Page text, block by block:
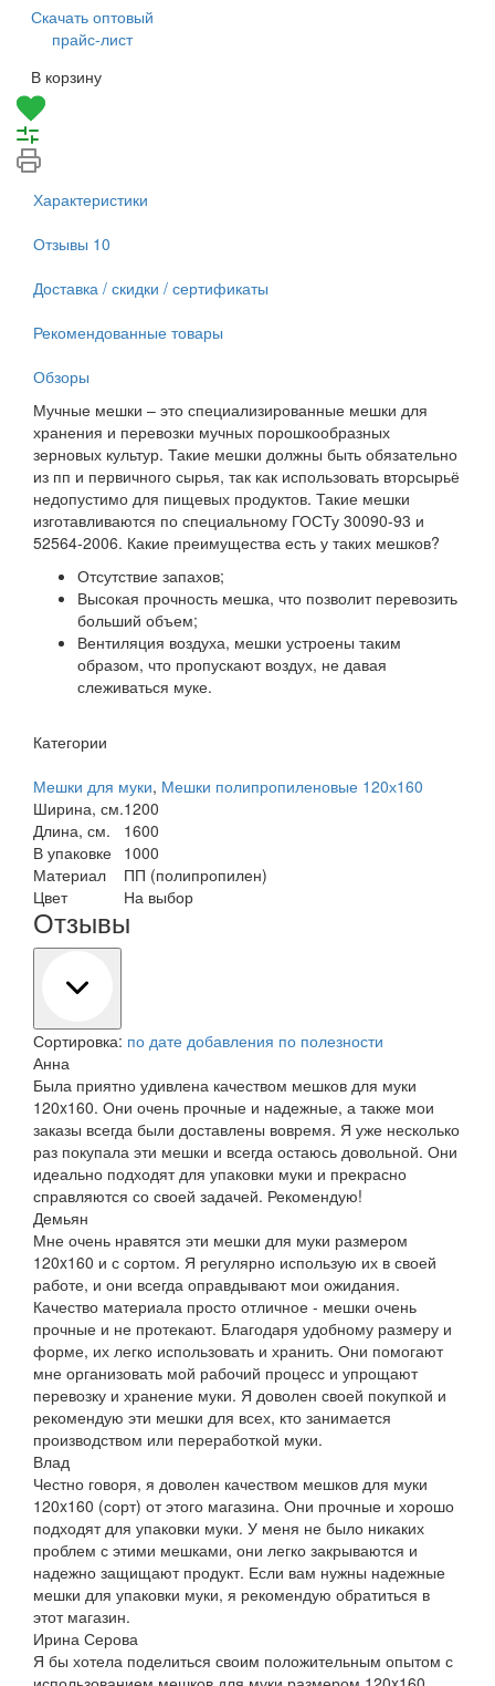
Скачать оптовый
прайс-лист
В корзину
Характеристики
Отзывы 10
Доставка / скидки / сертификаты
Рекомендованные товары
Обзоры
Мучные мешки – это специализированные мешки для
хранения и перевозки мучных порошкообразных
зерновых культур. Такие мешки должны быть обязательно
из пп и первичного сырья, так как использовать вторсырьё
недопустимо для пищевых продуктов. Такие мешки
изготавливаются по специальному ГОСТу 30090-93 и
52564-2006. Какие преимущества есть у таких мешков?
Отсутствие запахов;
Высокая прочность мешка, что позволит перевозить
больший объем;
Вентиляция воздуха, мешки устроены таким
образом, что пропускают воздух, не давая
слеживаться муке.
Категории
Мешки для муки, Мешки полипропиленовые 120х160
Ширина, см.1200
Длина, см.
1600
В упаковке 1000
Материал
ПП (полипропилен)
Цвет
На выбор
Отзывы
Сортировка: по дате добавления по полезности
Анна
Была приятно удивлена качеством мешков для муки
120x160. Они очень прочные и надежные, а также мои
заказы всегда были доставлены вовремя. Я уже несколько
раз покупала эти мешки и всегда остаюсь довольной. Они
идеально подходят для упаковки муки и прекрасно
справляются со своей задачей. Рекомендую!
Демьян
Мне очень нравятся эти мешки для муки размером
120x160 и с сортом. Я регулярно использую их в своей
работе, и они всегда оправдывают мои ожидания.
Качество материала просто отличное - мешки очень
прочные и не протекают. Благодаря удобному размеру и
форме, их легко использовать и хранить. Они помогают
мне организовать мой рабочий процесс и упрощают
перевозку и хранение муки. Я доволен своей покупкой и
рекомендую эти мешки для всех, кто занимается
производством или переработкой муки.
Влад
Честно говоря, я доволен качеством мешков для муки
120x160 (сорт) от этого магазина. Они прочные и хорошо
подходят для упаковки муки. У меня не было никаких
проблем с этими мешками, они легко закрываются и
надежно защищают продукт. Если вам нужны надежные
мешки для упаковки муки, я рекомендую обратиться в
этот магазин.
Ирина Серова
Я бы хотела поделиться своим положительным опытом с